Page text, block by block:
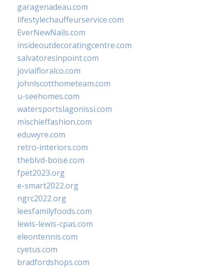
garagenadeau.com
lifestylechauffeurservice.com
EverNewNails.com
insideoutdecoratingcentre.com
salvatoresinpoint.com
jovialfloralco.com
johnlscotthometeam.com
u-seehomes.com
watersportslagonissi.com
mischieffashion.com
eduwyre.com
retro-interiors.com
theblvd-boise.com
fpet2023.org
e-smart2022.org
ngrc2022.org
leesfamilyfoods.com
lewis-lewis-cpas.com
eleontennis.com
cyetus.com
bradfordshops.com